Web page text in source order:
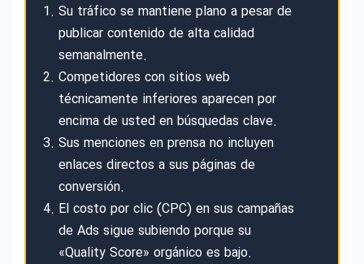
Su tráfico se mantiene plano a pesar de
publicar contenido de alta calidad
semanalmente.
Competidores con sitios web
técnicamente inferiores aparecen por
encima de usted en búsquedas clave.
Sus menciones en prensa no incluyen
enlaces directos a sus páginas de
conversión.
El costo por clic (CPC) en sus campañas
de Ads sigue subiendo porque su
«Quality Score» orgánico es bajo.